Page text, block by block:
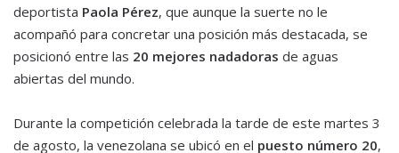
deportista Paola Pérez, que aunque la suerte no le
acompañó para concretar una posición más destacada, se
posicionó entre las 20 mejores nadadoras de aguas
abiertas del mundo.
Durante la competición celebrada la tarde de este martes 3
de agosto, la venezolana se ubicó en el puesto número 20,